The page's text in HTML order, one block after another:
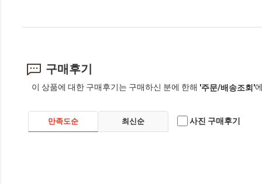
구매후기
이 상품에 대한 구매후기는 구매하신 분에 한해 '주문/배송조회'
만족도순 최신순 사진 구매후기